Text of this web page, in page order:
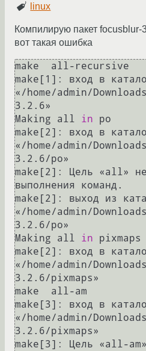
linux
Компилирую пакет focusblur-
вот такая ошибка
make  all-recursive
make[1]: вход в
«/home/admin/
3.2.6»
Making all in po
make[2]: вход в
«/home/admin/
3.2.6/po»
make[2]: Цель «all» не
выполнения команд.
make[2]: выход из
«/home/admin/
3.2.6/po»
Making all in pixmaps
make[2]: вход в
«/home/admin/
3.2.6/pixmaps»
make  all-am
make[3]: вход в
«/home/admin/
3.2.6/pixmaps»
make[3]: Цель «all-